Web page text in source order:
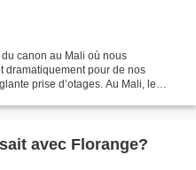
canon au Mali où nous
dramatiquement pour de nos
prise d’otages. Au Mali, le
avec Florange?